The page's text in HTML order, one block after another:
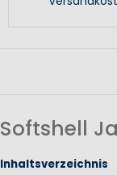
Softshell
Inhaltsverzeichnis